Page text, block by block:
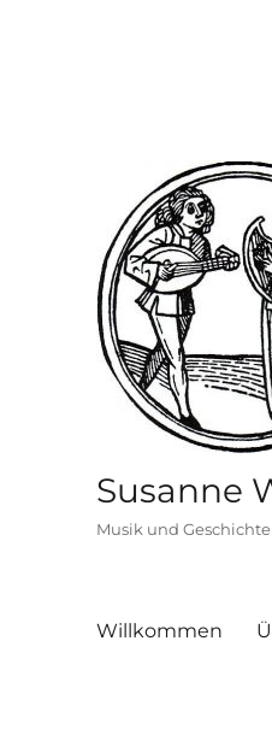
Susanne
Musik und
Willkommen